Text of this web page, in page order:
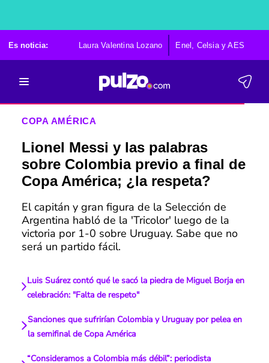
Es noticia: Laura Valentina Lozano Enel, Celsia y AES
COPA AMÉRICA
Lionel Messi y las palabras
sobre Colombia previo a final de
Copa América; ¿la respeta?
El capitán y gran figura de la Selección de
Argentina habló de la 'Tricolor' luego de la
victoria por 1-0 sobre Uruguay. Sabe que no
será un partido fácil.
Luis Suárez contó qué le sacó la piedra de Miguel Borja en
celebración: "Falta de respeto"
Sanciones que sufrirían Colombia y Uruguay por pelea en
la semifinal de Copa América
“Consideramos a Colombia más débil”: periodista